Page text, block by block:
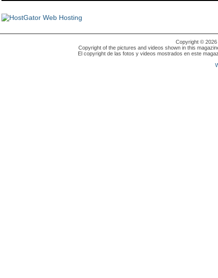
Copyright © 2026
Copyright of the pictures and videos shown in this
El copyright de las fotos y videos mostrados en este